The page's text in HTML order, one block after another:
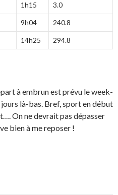
1h15 3.0
9h04 240.8
14h25 294.8
à embrun est prévu le week-
là-bas. Bref, sport en début
On ne devrait pas dépasser
bien à me reposer !